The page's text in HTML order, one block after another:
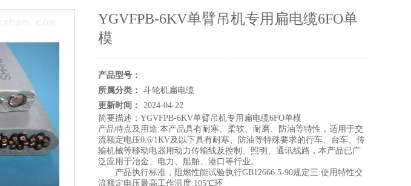
YGVFPB-6KV单臂吊机专用扁电缆6FO单
模
产品型号：
所属分类：
斗轮机扁电缆
更新时间：
2024-04-22
简要描述： YGVFPB-6KV单臂吊机专用扁电缆6FO单模
产品特点及用途:本产品具有耐寒、柔软、耐磨、防油等特性，适用于交
流额定电压0.6/1KV及以下具有耐寒、防油等特殊要求的行车、台车、传
输机械等移动电器用动力传输线及控制、照明、通讯线路，本产品已广
泛应用于冶金、电力、船舶、港口等行业。
产品执行标准，阻燃性能试验执行GB12666.5-90规定三:使用特性交
流额定电压最高工作温度:105℃环